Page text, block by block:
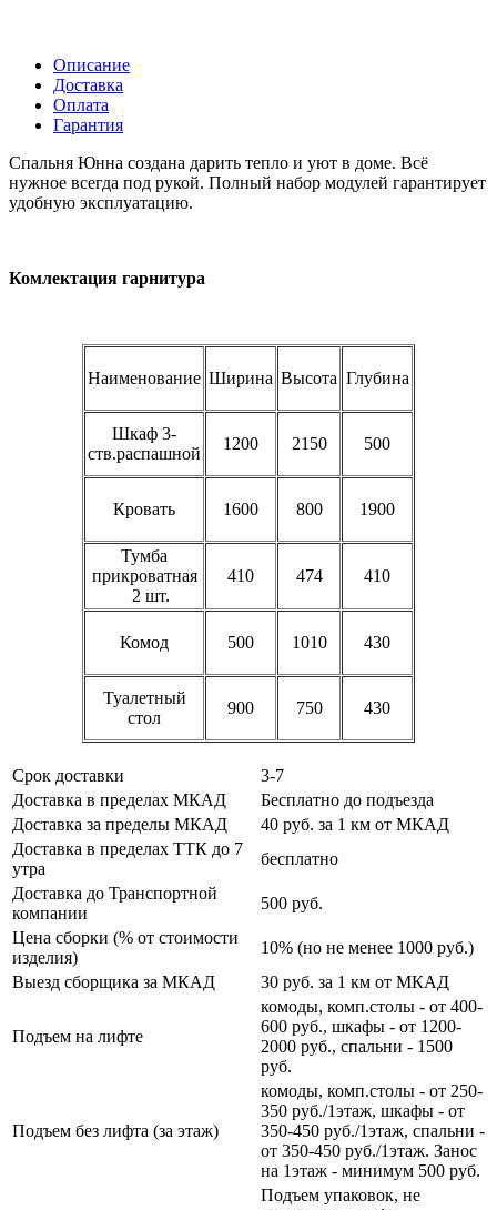
Описание
Доставка
Оплата
Гарантия
Спальня Юнна создана дарить тепло и уют в доме. Всё
нужное всегда под рукой. Полный набор модулей гарантирует
удобную эксплуатацию.
Комлектация гарнитура
Наименование Ширина Высота Глубина
Шкаф 3-
ств.распашной
1200 2150 500
Кровать 1600 800 1900
Тумба
прикроватная
2 шт.
410 474 410
Комод 500 1010 430
Туалетный
стол
900 750 430
Срок доставки
3-7
Доставка в пределах МКАД
Бесплатно до подъезда
Доставка за пределы МКАД
40 руб. за 1 км от МКАД
Доставка в пределах ТТК до 7
утра
бесплатно
Доставка до Транспортной
компании
500 руб.
Цена сборки (% от стоимости
изделия)
10% (но не менее 1000 руб.)
Выезд сборщика за МКАД
30 руб. за 1 км от МКАД
Подъем на лифте
комоды, комп.столы - от 400-
600 руб., шкафы - от 1200-
2000 руб., спальни - 1500
руб.
Подъем без лифта (за этаж)
комоды, комп.столы - от 250-
350 руб./1этаж, шкафы - от
350-450 руб./1этаж, спальни -
от 350-450 руб./1этаж. Занос
на 1этаж - минимум 500 руб.
Подъем упаковок, не